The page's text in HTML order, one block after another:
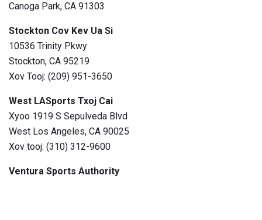
Canoga Park, CA 91303
Stockton Cov Kev Ua Si
10536 Trinity Pkwy
Stockton, CA 95219
Xov Tooj: (209) 951-3650
West LASports Txoj Cai
Xyoo 1919 S Sepulveda Blvd
West Los Angeles, CA 90025
Xov tooj: (310) 312-9600
Ventura Sports Authority